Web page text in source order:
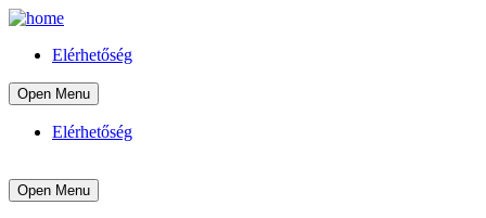
Elérhetőség
Open Menu
Elérhetőség
Open Menu